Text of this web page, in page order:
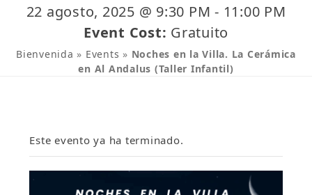
22 agosto, 2025 @ 9:30 PM - 11:00 PM
Event Cost: Gratuito
Bienvenida » Events » Noches en la Villa. La Cerámica
en Al Andalus (Taller Infantil)
Este evento ya ha terminado.